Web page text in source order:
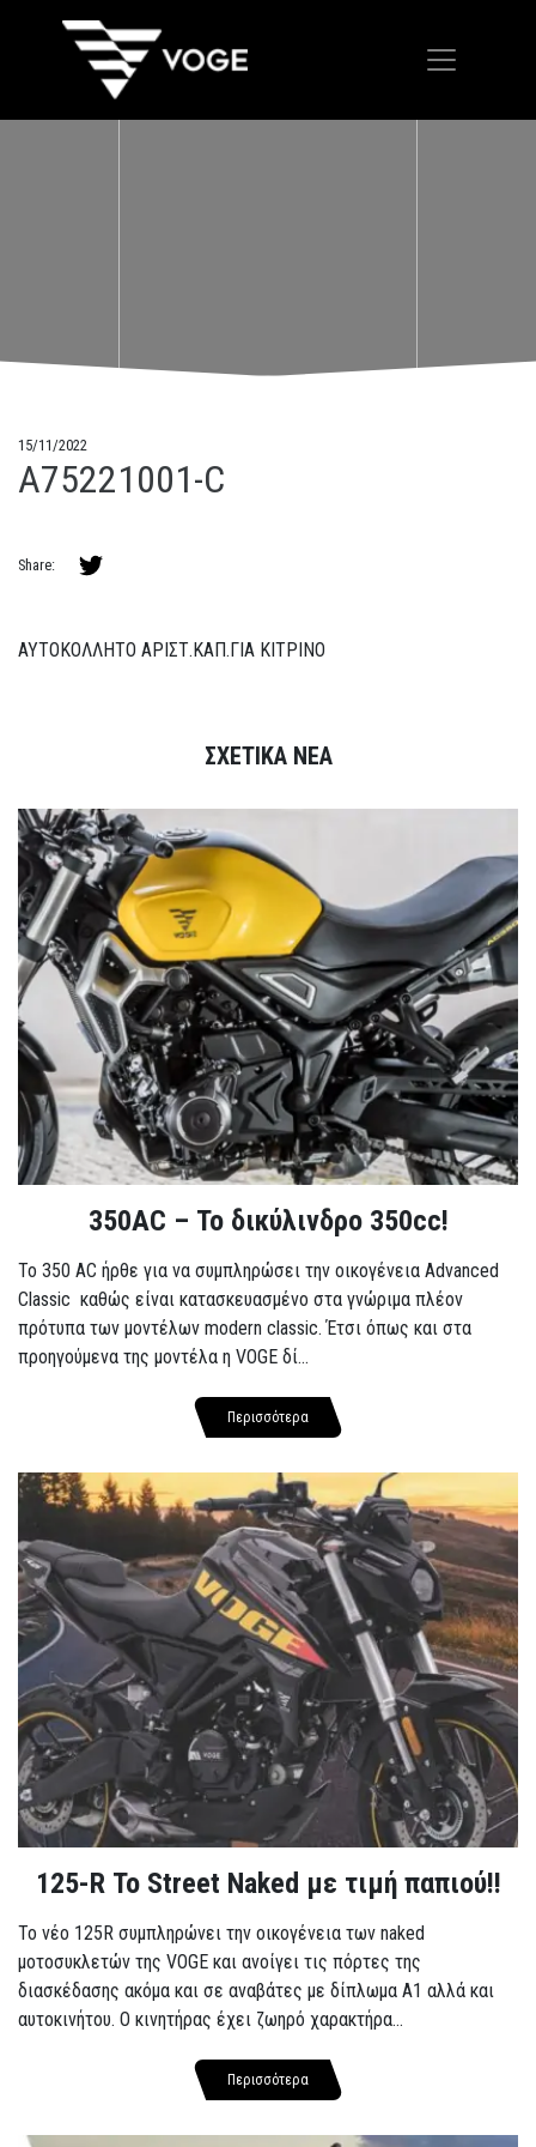
15/11/2022
A75221001-C
Share:
ΑΥΤΟΚΟΛΛΗΤΟ ΑΡΙΣΤ.ΚΑΠ.ΓΙΑ ΚΙΤΡΙΝΟ
ΣΧΕΤΙΚΑ ΝΕΑ
350AC – Το δικύλινδρο 350cc!
To 350 AC ήρθε για να συμπληρώσει την οικογένεια Advanced
Classic καθώς είναι κατασκευασμένο στα γνώριμα πλέον
πρότυπα των μοντέλων modern classic. Έτσι όπως και στα
προηγούμενα της μοντέλα η VOGE δί...
Περισσότερα
125-R Το Street Naked με τιμή παπιού!!
Το νέο 125R συμπληρώνει την οικογένεια των naked
μοτοσυκλετών της VOGE και ανοίγει τις πόρτες της
διασκέδασης ακόμα και σε αναβάτες με δίπλωμα A1 αλλά και
αυτοκινήτου. Ο κινητήρας έχει ζωηρό χαρακτήρα...
Περισσότερα